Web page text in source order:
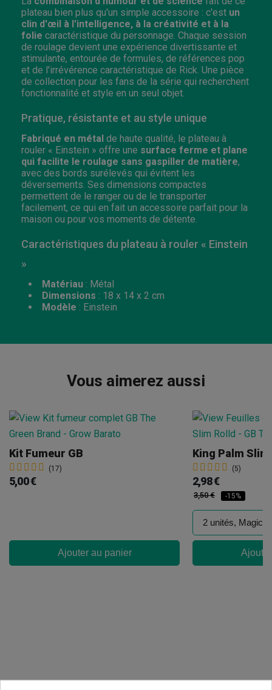
plateau bien plus qu'un simple accessoire : c'est un
clin d'œil à l'intelligence, à la créativité et à la
folie caractéristique du personnage. Chaque session
de roulage devient une expérience divertissante et
stimulante, entourée de formules, de références pop
et de l'irrévérence caractéristique de Rick. Une pièce
de collection pour les fans de la série qui recherchent
fonctionnalité et style en un seul objet.
Pratique, résistante et au style unique
Fabriqué en métal de haute qualité, le plateau à
rouler « Einstein » offre une surface ferme et plane
qui facilite le roulage sans gaspiller de matière,
avec des bords surélevés qui évitent les
déversements. Ses dimensions compactes
permettent de le ranger ou de le transporter
facilement, ce qui en fait un accessoire parfait pour la
maison ou pour vos moments de détente.
Caractéristiques du plateau à rouler « Einstein
»
Matériau : Métal
Dimensions : 18 x 14 x 2 cm
Modèle : Einstein
Vous aimerez aussi
Kit Fumeur GB
(17)
5,00 €
Ajouter au panier
King Palm
(5)
2,98 €
3,50 € -15%